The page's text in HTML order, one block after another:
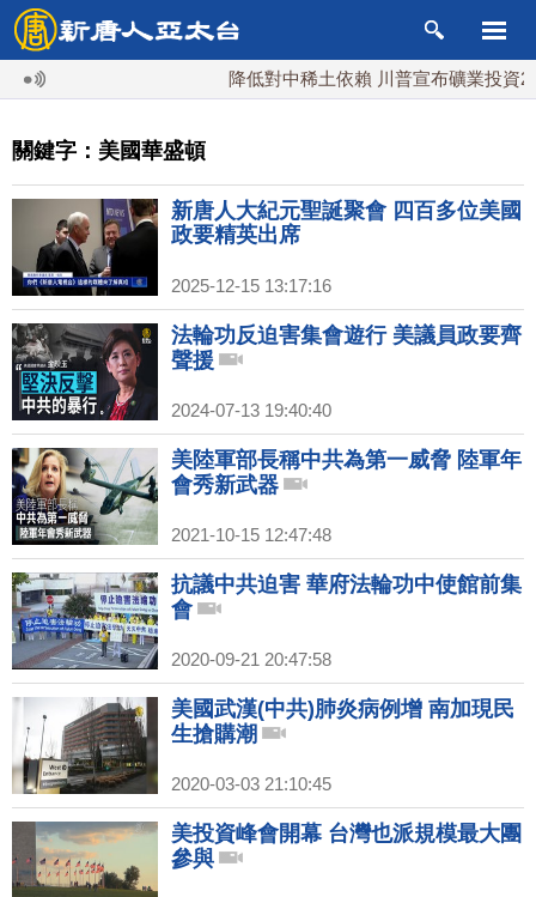
降低對中稀土依賴 川普宣布礦業投資20
關鍵字：美國華盛頓
新唐人大紀元聖誕聚會 四百多位美國
政要精英出席
2025-12-15 13:17:16
法輪功反迫害集會遊行 美議員政要齊
聲援
2024-07-13 19:40:40
美陸軍部長稱中共為第一威脅 陸軍年
會秀新武器
2021-10-15 12:47:48
抗議中共迫害 華府法輪功中使館前集
會
2020-09-21 20:47:58
美國武漢(中共)肺炎病例增 南加現民
生搶購潮
2020-03-03 21:10:45
美投資峰會開幕 台灣也派規模最大團
參與